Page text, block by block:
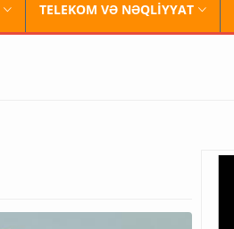
TELEKOM VƏ NƏQLİYYAT